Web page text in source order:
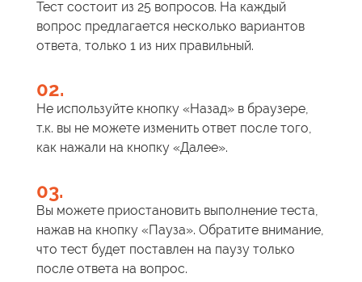
Тест состоит из 25 вопросов. На каждый
вопрос предлагается несколько вариантов
ответа, только 1 из них правильный.
02.
Не используйте кнопку «Назад» в браузере,
т.к. вы не можете изменить ответ после того,
как нажали на кнопку «Далее».
03.
Вы можете приостановить выполнение теста,
нажав на кнопку «Пауза». Обратите внимание,
что тест будет поставлен на паузу только
после ответа на вопрос.